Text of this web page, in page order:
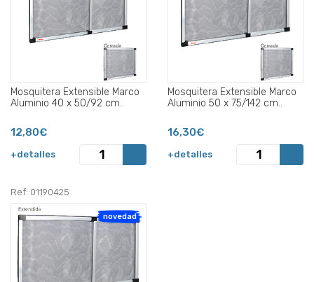
Mosquitera Extensible Marco
Aluminio 40 x 50/92 cm..
12,80€
+detalles
Mosquitera Extensible Marco
Aluminio 50 x 75/142 cm..
16,30€
+detalles
Ref: 01190425
novedad